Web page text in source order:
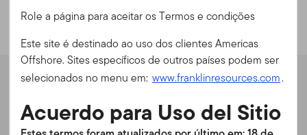
ID do usuário
Senha
Desempenho
Role a página para aceitar os Termos e condições
Este site é destinado ao uso dos clientes Americas
Offshore. Sites específicos de outros países podem ser
selecionados no menu em: www.franklinresources.com.
Acuerdo para Uso del Sitio